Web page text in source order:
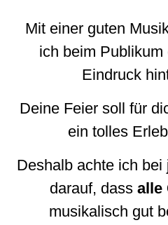
Mit einer guten
ich beim
Eindruck
Deine Feier soll für
ein tolles
Deshalb achte ich bei
darauf, dass alle
musikalisch gut